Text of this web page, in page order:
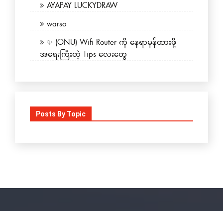
AYAPAY LUCKYDRAW
warso
✨ (ONU) Wifi Router ကို နေရာမှန်ထားဖို့
အရေးကြီးတဲ့ Tips လေးတွေ
Posts By Topic